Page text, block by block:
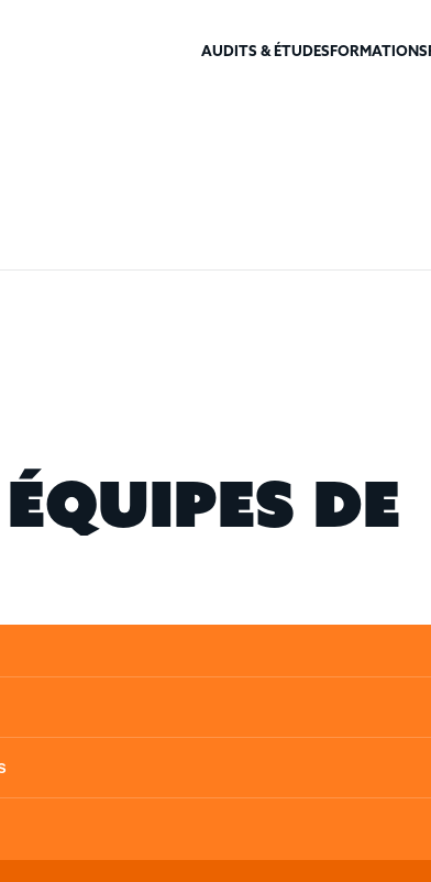
AUDITS & ÉTUDES FORMATIONS
ÉQUIPES DE